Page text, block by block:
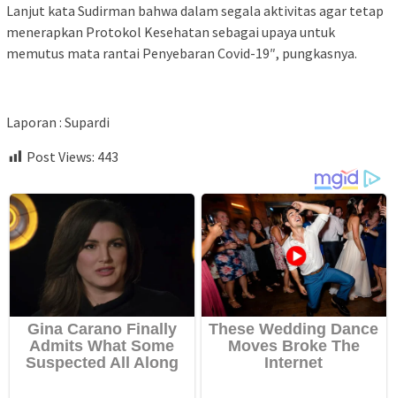
Lanjut kata Sudirman bahwa dalam segala aktivitas agar tetap
menerapkan Protokol Kesehatan sebagai upaya untuk
memutus mata rantai Penyebaran Covid-19″, pungkasnya.
Laporan : Supardi
Post Views: 443